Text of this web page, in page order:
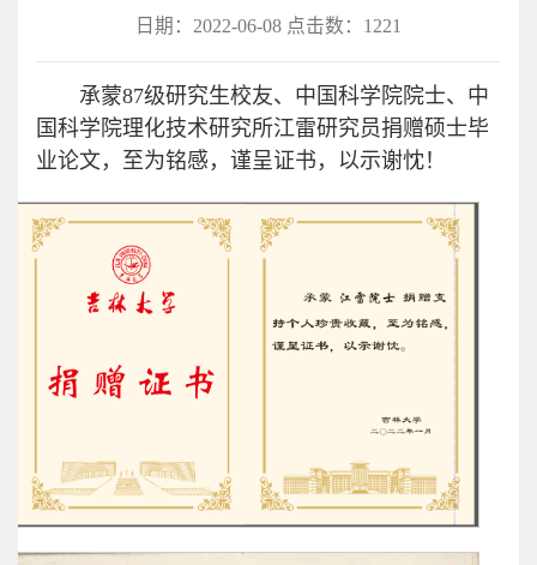
日期：2022-06-08 点击数： 1221
承蒙87级研究生校友、中国科学院院士、中
国科学院理化技术研究所江雷研究员捐赠硕士毕
业论文，至为铭感，谨呈证书，以示谢忱！